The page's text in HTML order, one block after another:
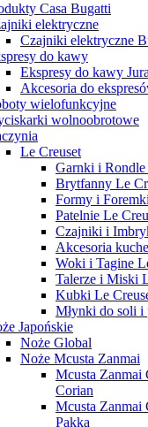
Casa Bugatti
elektryczne
Czajniki elektryczne
do kawy
Ekspresy do kawy Jura
Akcesoria do
wielofunkcyjne
wolnoobrotowe
Le Creuset
Garnki i Rondle
Brytfanny Le
Formy i
Patelnie Le
Czajniki i
Akcesoria
Woki i Tagine
Talerze i Miski
Kubki Le
Młynki do soli i
Japońskie
Noże Global
Noże Mcusta Zanmai
Mcusta Zanmai
Corian
Mcusta Zanmai
Pakka